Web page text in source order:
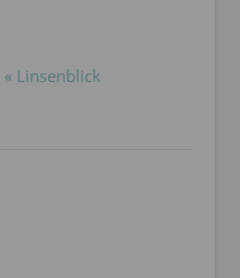
Linsenblick